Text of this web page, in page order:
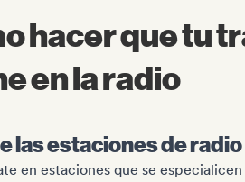
hacer que tu
en la radio
las estaciones de
en estaciones que se